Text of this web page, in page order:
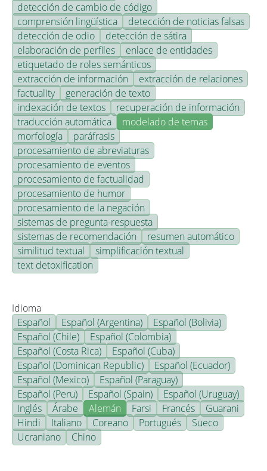
detección de cambio de código
comprensión lingüística
detección de noticias falsas
detección de odio
detección de sátira
elaboración de perfiles
enlace de entidades
etiquetado de roles semánticos
extracción de información
extracción de relaciones
factuality
generación de texto
indexación de textos
recuperación de información
traducción automática
modelado de temas
morfología
paráfrasis
procesamiento de abreviaturas
procesamiento de eventos
procesamiento de factualidad
procesamiento de humor
procesamiento de la negación
sistemas de pregunta-respuesta
sistemas de recomendación
resumen automático
similitud textual
simplificación textual
text detoxification
Idioma
Español
Español (Argentina)
Español (Bolivia)
Español (Chile)
Español (Colombia)
Español (Costa Rica)
Español (Cuba)
Español (Dominican Republic)
Español (Ecuador)
Español (Mexico)
Español (Paraguay)
Español (Peru)
Español (Spain)
Español (Uruguay)
Inglés
Árabe Alemán Farsi Francés
Guarani
Hindi
Italiano Coreano Portugués
Sueco
Ucraniano
Chino